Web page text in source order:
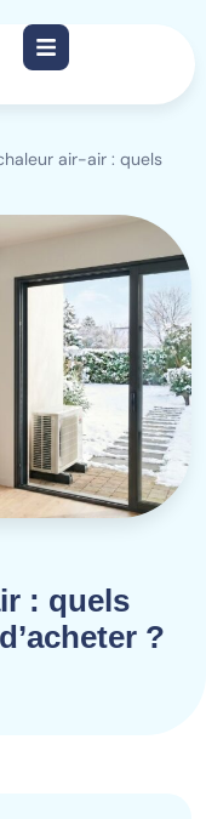
air-air : quels
: quels
?